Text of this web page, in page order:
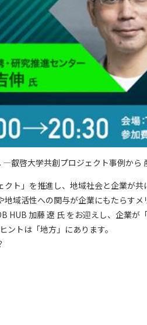
啓大学共創プロジェクト事例から
ト」を推進し、地域社会と企業が
域活性への関与が企業にもたらすメ
HUB 加藤 遼 氏 をお迎えし、企業
トは「地方」にあります。